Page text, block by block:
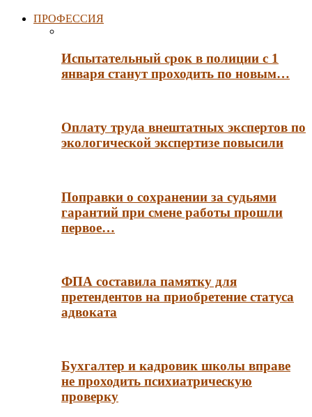
ПРОФЕССИЯ
Испытательный срок в полиции с 1
января станут проходить по новым…
Оплату труда внештатных экспертов по
экологической экспертизе повысили
Поправки о сохранении за судьями
гарантий при смене работы прошли
первое…
ФПА составила памятку для
претендентов на приобретение статуса
адвоката
Бухгалтер и кадровик школы вправе
не проходить психиатрическую
проверку